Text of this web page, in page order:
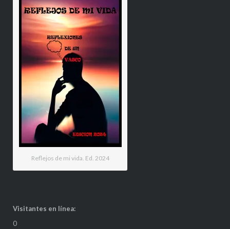
Reflejos de mi vida. Ed. 2024
Visitantes en línea:
0